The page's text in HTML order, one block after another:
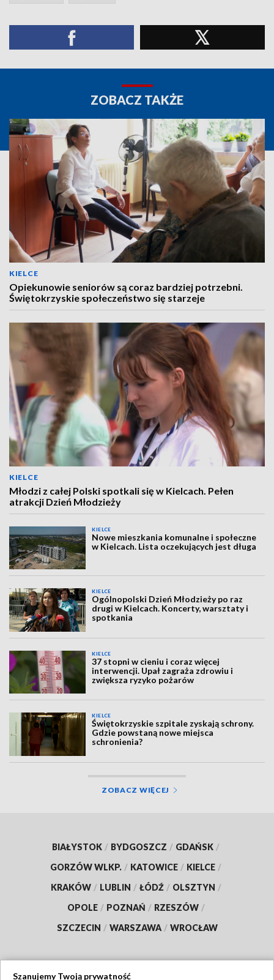
ZOBACZ TAKŻE
KIELCE
Opiekunowie seniorów są coraz bardziej potrzebni.
Świętokrzyskie społeczeństwo się starzeje
KIELCE
Młodzi z całej Polski spotkali się w Kielcach. Pełen
atrakcji Dzień Młodzieży
KIELCE
Nowe mieszkania komunalne i społeczne
w Kielcach. Lista oczekujących jest długa
KIELCE
Ogólnopolski Dzień Młodzieży po raz
drugi w Kielcach. Koncerty, warsztaty i
spotkania
KIELCE
37 stopni w cieniu i coraz więcej
interwencji. Upał zagraża zdrowiu i
zwiększa ryzyko pożarów
KIELCE
Świętokrzyskie szpitale zyskają schrony.
Gdzie powstaną nowe miejsca
schronienia?
ZOBACZ WIĘCEJ
BIAŁYSTOK / BYDGOSZCZ / GDAŃSK /
GORZÓW WLKP. / KATOWICE / KIELCE /
KRAKÓW / LUBLIN / ŁÓDŹ / OLSZTYN /
OPOLE / POZNAŃ / RZESZÓW /
SZCZECIN / WARSZAWA / WROCŁAW
Szanujemy Twoją prywatność